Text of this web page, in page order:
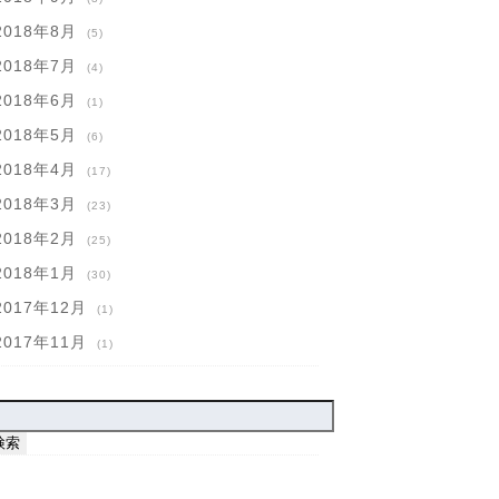
年8月 (5)
年7月 (4)
年6月 (1)
年5月 (6)
年4月 (17)
年3月 (23)
年2月 (25)
年1月 (30)
年12月 (1)
年11月 (1)